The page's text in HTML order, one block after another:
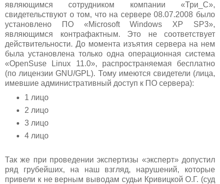
являющимся сотрудником компании «Три_С»,
свидетельствуют о том, что на сервере 08.07.2008 было
установлено ПО «Microsoft Windows XP SP3»,
являющимся контрафактным. Это не соответствует
действительности. До момента изъятия сервера на нем
была установлена только одна операционная система
«OpenSuse Linux 11.0», распространяемая бесплатно
(по лицензии GNU/GPL). Тому имеются свидетели (лица,
имевшие административный доступ к ПО сервера):
1 лицо
2 лицо
3 лицо
4 лицо
Так же при проведении экспертизы «эксперт» допустил
ряд грубейших, на наш взгляд, нарушений, которые
привели к не верным выводам судьи Кривицкой О.Г. (суд